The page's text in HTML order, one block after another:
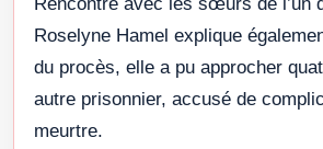
Roselyne Hamel explique
du procès, elle a pu approcher
autre prisonnier, accusé de
meurtre.